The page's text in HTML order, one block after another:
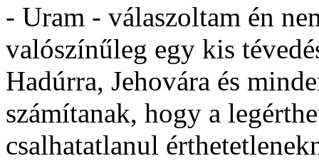
- Uram - válaszoltam én
valószínűleg egy kis
Hadúrra, Jehovára és
számítanak, hogy a
csalhatatlanul